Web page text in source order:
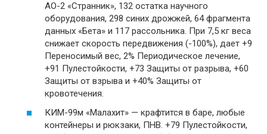
АО-2 «Странник», 132 остатка научного
оборудования, 298 синих дрожжей, 64 фрагмента
данных «Бета» и 117 рассольника. При 7,5 кг веса
снижает скорость передвижения (-100%), дает +9
Переносимый вес, 2% Периодическое лечение,
+91 Пулестойкости, +73 Защиты от разрыва, +60
Защиты от взрыва и +40% Защиты от
кровотечения.
КИМ-99м «Малахит» — крафтится в баре, любые
контейнеры и рюкзаки, ПНВ. +79 Пулестойкости,